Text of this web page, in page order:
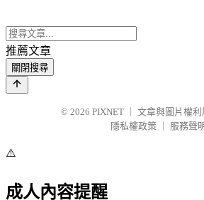
推薦文章
關閉搜尋
© 2026 PIXNET
文章與圖片權
隱私權政策
服務聲
⚠️
成人內容提醒